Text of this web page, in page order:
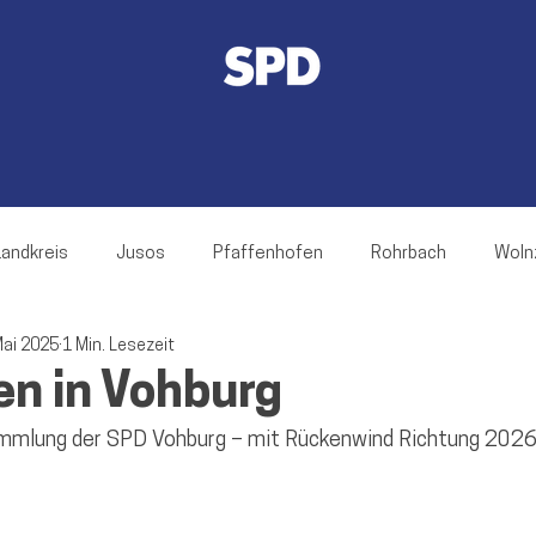
Jusos Pfaffenhofen Rohrbach
Jetzendorf
Hohenwart Reichertshofen Baar-Ebenhausen
in Vohburg
2025 1 Min. Lesezeit
der SPD Vohburg – mit Rückenwind Richtung